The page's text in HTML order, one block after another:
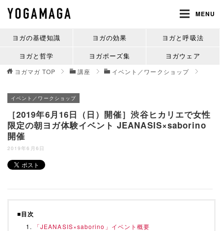
MENU
ヨガの基礎知識 ヨガの効果
ヨガと呼吸法
ヨガと哲学
ヨガポーズ集 ヨガウェア
ヨガマガ TOP 講座 イベント／ワークショップ
イベント／ワークショップ
［2019年6月16日（日）開催］渋谷ヒカリエで女性
限定の朝ヨガ体験イベント JEANASIS×saborino
開催
2019年6月6日
■目次
「JEANASIS×saborino」イベント概要